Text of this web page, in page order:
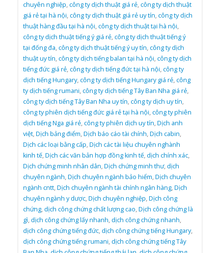
chuyên nghiệp,công ty dịch thuật giá rẻ,công ty dịch thuật
giá rẻ tại hà nội,công ty dịch thuật giá rẻ uy tín,công ty dịch
thuật hàng đầu tại hà nội,công ty dịch thuật tại hà nội,
công ty dịch thuật tiếng ý giá rẻ,công ty dịch thuật tiếng ý
tại đống đa,công ty dịch thuật tiếng ý uy tín,công ty dịch
thuật uy tín,công ty dịch tiếng balan tại hà nội,công ty dịch
tiếng đức giá rẻ,công ty dịch tiếng đức tại hà nội,công ty
dịch tiếng Hungary,công ty dịch tiếng Hungary giá rẻ,công
ty dịch tiếng rumani,công ty dịch tiếng Tây Ban Nha giá rẻ,
công ty dịch tiếng Tây Ban Nha uy tín,công ty dịch uy tín,
công ty phiên dịch tiếng đức giá rẻ tại hà nội,công ty phiên
dịch tiếng Nga giá rẻ,công ty phiên dịch uy tín,Dịch anh
việt,Dịch bảng điểm,Dịch báo cáo tài chính,Dịch cabin,
Dịch các loại bằng cấp,Dịch các tài liệu chuyên nghành
kinh tế,Dịch các văn bản hợp đồng kinh tế,dịch chính xác,
Dịch chứng minh nhân dân,Dịch chứng minh thư,dịch
chuyên ngành,Dịch chuyên ngành bảo hiểm,Dịch chuyên
ngành cntt,Dịch chuyên ngành tài chính ngân hàng,Dịch
chuyên ngành y dược,Dịch chuyên nghiệp,Dịch công
chứng,dịch công chứng chất lượng cao,Dịch công chứng là
gì,dịch công chứng lấy nhanh,dịch công chứng nhanh,
dịch công chứng tiếng đức,dịch công chứng tiếng Hungary,
dịch công chứng tiếng rumani,dịch công chứng tiếng Tây